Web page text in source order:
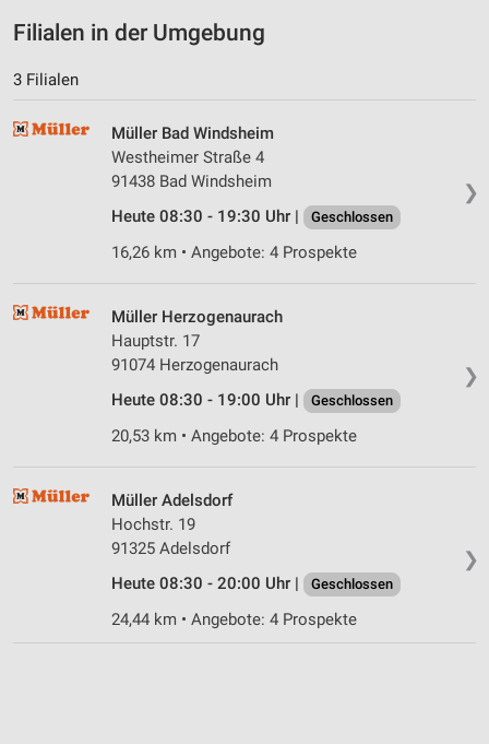
Filialen in der Umgebung
3 Filialen
❯
Müller Bad Windsheim
Westheimer Straße 4
91438 Bad Windsheim
Heute 08:30 - 19:30 Uhr |
Geschlossen
16,26 km • Angebote: 4 Prospekte
❯
Müller Herzogenaurach
Hauptstr. 17
91074 Herzogenaurach
Heute 08:30 - 19:00 Uhr |
Geschlossen
20,53 km • Angebote: 4 Prospekte
❯
Müller Adelsdorf
Hochstr. 19
91325 Adelsdorf
Heute 08:30 - 20:00 Uhr |
Geschlossen
24,44 km • Angebote: 4 Prospekte